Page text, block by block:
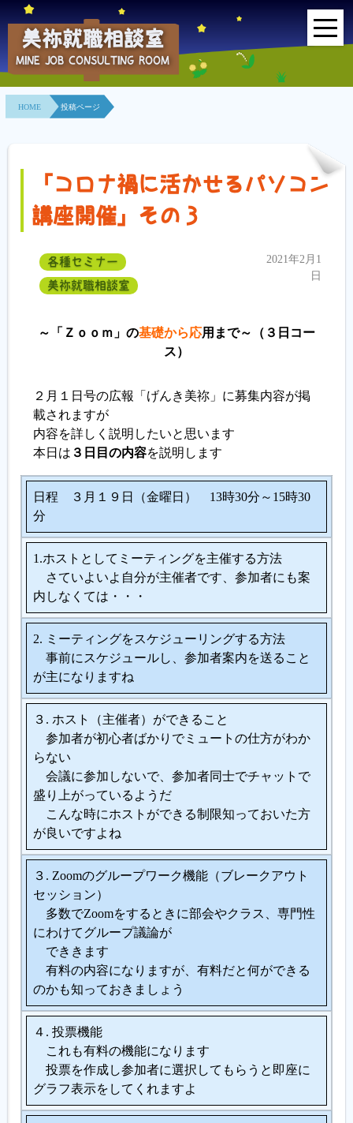
HOME
事業所紹介
相談室とは？
地域連携事業
履歴書ジェネレーター
美祢就職相談室
MINE JOB CONSULTING ROOM
HOME 投稿ページ
「コロナ禍に活かせるパソコン
講座開催」その３
各種セミナー
美祢就職相談室
2021年2月1
日
～「Ｚｏｏｍ」の基礎から応用まで～（３日コー
ス）
２月１日号の広報「げんき美祢」に募集内容が掲
載されますが
内容を詳しく説明したいと思います
本日は ３日目の内容を説明します
日程 ３月１９日（金曜日） 13時30分～15時30
分
1.ホストとしてミーティングを主催する方法
さていよいよ自分が主催者です、参加者にも案
内しなくては・・・
2. ミーティングをスケジューリングする方法
事前にスケジュールし、参加者案内を送ること
が主になりますね
３. ホスト（主催者）ができること
参加者が初心者ばかりでミュートの仕方がわか
らない
会議に参加しないで、参加者同士でチャットで
盛り上がっているようだ
こんな時にホストができる制限知っておいた方
が良いですよね
３. Zoomのグループワーク機能（ブレークアウト
セッション）
多数でZoomをするときに部会やクラス、専門性
にわけてグループ議論が
でききます
有料の内容になりますが、有料だと何ができる
のかも知っておきましょう
４. 投票機能
これも有料の機能になります
投票を作成し参加者に選択してもらうと即座に
グラフ表示をしてくれますよ